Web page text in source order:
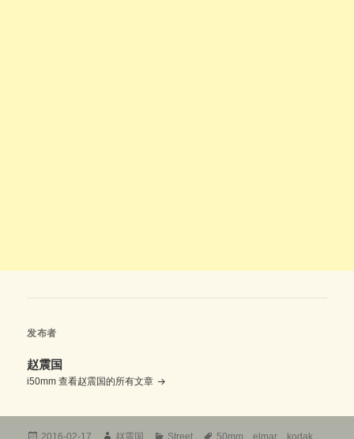
发布者
赵震国
i50mm查看赵震国的所有文章
发 作 分 标